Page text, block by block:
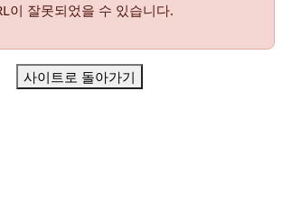
이 잘못되었을 수 있습니다.
사이트로 돌아가기